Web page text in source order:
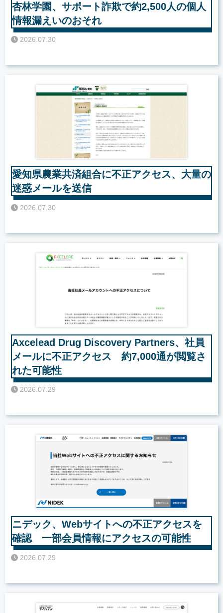
杏林学園、サポート詐欺で約2,500人の個人
情報漏えいのおそれ
2026.07.30
愛知県農業共済組合に不正アクセス、大量の
迷惑メールを送信
2026.07.30
Axcelead Drug Discovery Partners、社員
メールに不正アクセス 約7,000通が閲覧さ
れた可能性
2026.07.29
ニデック、Webサイトへの不正アクセスを
確認 一部会員情報にアクセスの可能性
2026.07.29